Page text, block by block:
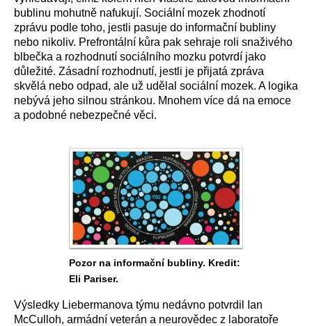
bublinu mohutně nafukují. Sociální mozek zhodnotí
zprávu podle toho, jestli pasuje do informační bubliny
nebo nikoliv. Prefrontální kůra pak sehraje roli snaživého
blbečka a rozhodnutí sociálního mozku potvrdí jako
důležité. Zásadní rozhodnutí, jestli je přijatá zpráva
skvělá nebo odpad, ale už udělal sociální mozek. A logika
nebývá jeho silnou stránkou. Mnohem více dá na emoce
a podobné nebezpečné věci.
Pozor na informační bubliny. Kredit:
Eli Pariser.
Výsledky Liebermanova týmu nedávno potvrdil Ian
McCulloh, armádní veterán a neurovědec z laboratoře